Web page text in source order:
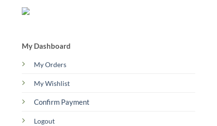
My Dashboard
My Orders
My Wishlist
Confirm Payment
Logout